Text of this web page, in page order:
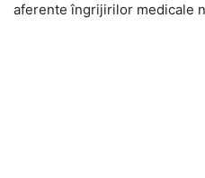
aferente îngrijirilor medicale